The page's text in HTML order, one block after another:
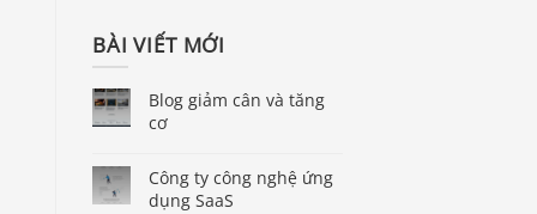
BÀI VIẾT MỚI
Blog giảm cân và tăng
cơ
Công ty công nghệ ứng
dụng SaaS